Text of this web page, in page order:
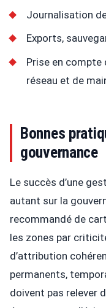
Journalisation
Exports,
Prise en compte
réseau et de
Bonnes
gouvernance
Le succès d’une
autant sur la
recommandé de
les zones par
d’attribution
permanents,
doivent pas relever